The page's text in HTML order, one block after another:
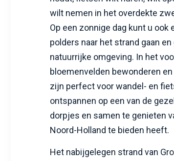
wilt nemen in het overdekte
Op een zonnige dag kunt u
polders naar het strand gaan
natuurrijke omgeving. In het
bloemenvelden bewonderen
zijn perfect voor wandel- en
ontspannen op een van de
dorpjes en samen te genieten
Noord-Holland te bieden heeft.
Het nabijgelegen strand van